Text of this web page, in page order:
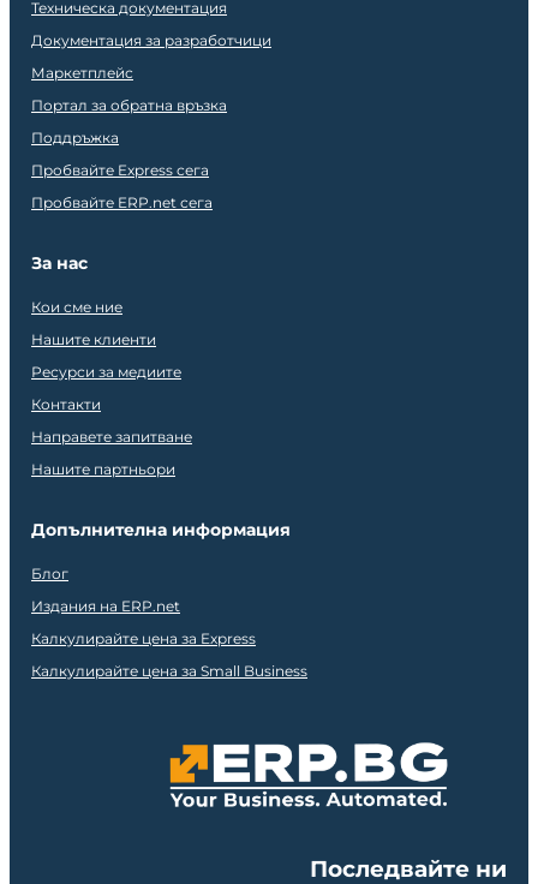
Техническа документация
Документация за разработчици
Маркетплейс
Портал за обратна връзка
Поддръжка
Пробвайте Express сега
Пробвайте ERP.net сега
За нас
Кои сме ние
Нашите клиенти
Ресурси за медиите
Контакти
Направете запитване
Нашите партньори
Допълнителна информация
Блог
Издания на ERP.net
Калкулирайте цена за Express
Калкулирайте цена за Small Business
Последвайте ни